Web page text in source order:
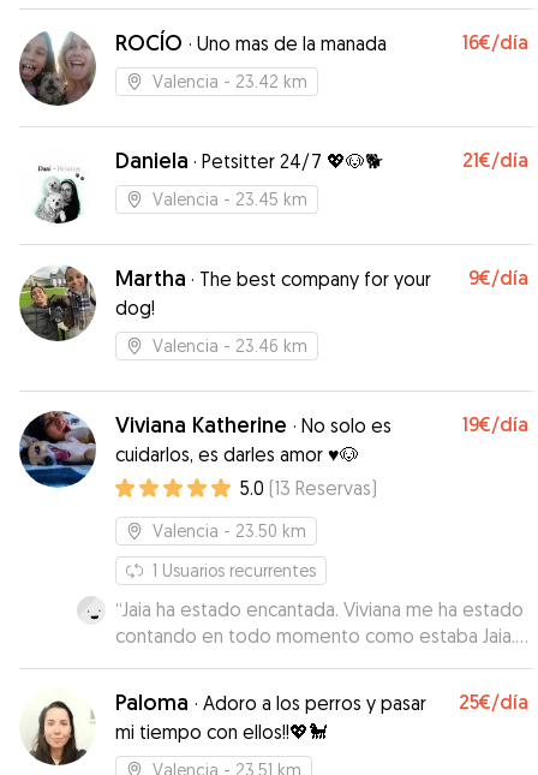
ROCÍO · Uno mas de la manada 16€/día
Valencia - 23.42 km
Daniela · Petsitter 24/7 💖🐶🐕 21€/día
Valencia - 23.45 km
Martha · The best company for your
dog!
9€/día
Valencia - 23.46 km
Viviana Katherine · No solo es
cuidarlos, es darles amor ♥️🐶
19€/día
5.0 (13 Reservas)
Valencia - 23.50 km
1 Usuarios recurrentes
“Jaia ha estado encantada. Viviana me ha estado
contando en todo momento como estaba Jaia.
Me han enviado muchos vídeos de sus paseos y
juegos. He estado muy tranquilo y contento por
haber dejado a Jaia con Viviana. Repetiremos
seguro. Se nota que le encantan los peludos.
Paloma · Adoro a los perros y pasar
mi tiempo con ellos!!💖🐩
25€/día
Valencia - 23.51 km